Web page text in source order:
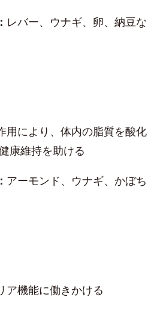
レバー、ウナギ、卵、納豆な
用により、体内の脂質を酸化
康維持を助ける
アーモンド、ウナギ、かぼち
ア機能に働きかける